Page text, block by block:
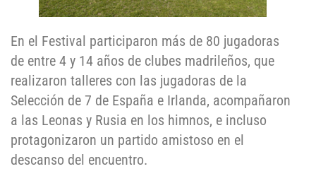
En el Festival participaron más de 80 jugadoras
de entre 4 y 14 años de clubes madrileños, que
realizaron talleres con las jugadoras de la
Selección de 7 de España e Irlanda, acompañaron
a las Leonas y Rusia en los himnos, e incluso
protagonizaron un partido amistoso en el
descanso del encuentro.